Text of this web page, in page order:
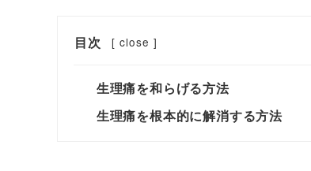
目次 [ close ]
生理痛を和らげる方法
生理痛を根本的に解消する方法